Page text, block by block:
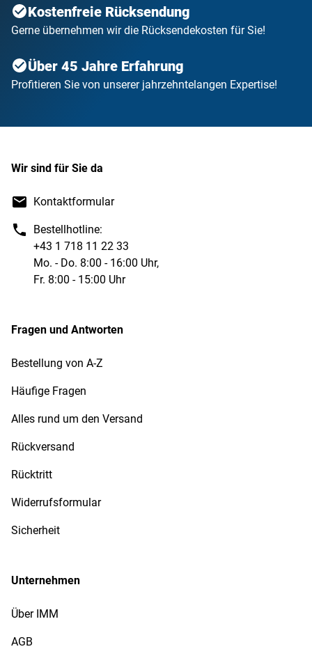
Kostenfreie Rücksendung
Gerne übernehmen wir die Rücksendekosten für Sie!
Über 45 Jahre Erfahrung
Profitieren Sie von unserer jahrzehntelangen Expertise!
Wir sind für Sie da
Kontaktformular
Bestellhotline:
+43 1 718 11 22 33
Mo. - Do. 8:00 - 16:00 Uhr,
Fr. 8:00 - 15:00 Uhr
Fragen und Antworten
Bestellung von A-Z
Häufige Fragen
Alles rund um den Versand
Rückversand
Rücktritt
Widerrufsformular
Sicherheit
Unternehmen
Über IMM
AGB